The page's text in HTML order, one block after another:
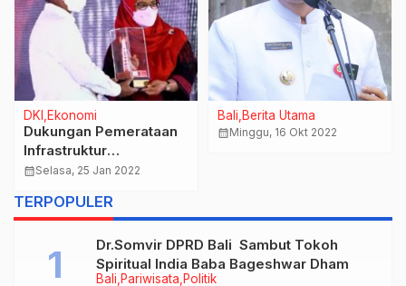
DKI Ekonomi
Dukungan Pemerataan
Infrastruktur
Telekomunikasi Broadband
Sediakan Layanan 4G di
132 Titik 3T di Sumatera
calendar_monthSelasa, 25 Jan 2022
Bali Berita Utama
calendar_monthMinggu, 16 Okt 2022
TERPOPULER
Bali Pariwisata Politik
Dr.Somvir DPRD Bali Sambut Tokoh
Spiritual India Baba Bageshwar Dham